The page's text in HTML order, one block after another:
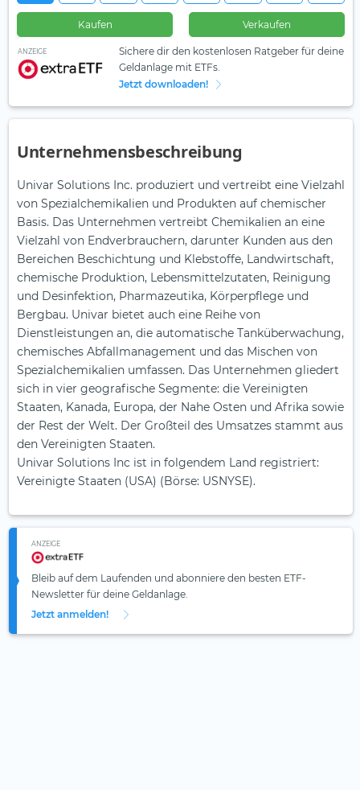
Kaufen Verkaufen
ANZEIGE
Sichere dir den kostenlosen Ratgeber für deine
Geldanlage mit ETFs.
Jetzt downloaden!
Unternehmensbeschreibung
Univar Solutions Inc. produziert und vertreibt eine Vielzahl
von Spezialchemikalien und Produkten auf chemischer
Basis. Das Unternehmen vertreibt Chemikalien an eine
Vielzahl von Endverbrauchern, darunter Kunden aus den
Bereichen Beschichtung und Klebstoffe, Landwirtschaft,
chemische Produktion, Lebensmittelzutaten, Reinigung
und Desinfektion, Pharmazeutika, Körperpflege und
Bergbau. Univar bietet auch eine Reihe von
Dienstleistungen an, die automatische Tanküberwachung,
chemisches Abfallmanagement und das Mischen von
Spezialchemikalien umfassen. Das Unternehmen gliedert
sich in vier geografische Segmente: die Vereinigten
Staaten, Kanada, Europa, der Nahe Osten und Afrika sowie
der Rest der Welt. Der Großteil des Umsatzes stammt aus
den Vereinigten Staaten.
Univar Solutions Inc ist in folgendem Land registriert:
Vereinigte Staaten (USA) (Börse: USNYSE).
ANZEIGE
Bleib auf dem Laufenden und abonniere den besten ETF-
Newsletter für deine Geldanlage.
Jetzt anmelden!